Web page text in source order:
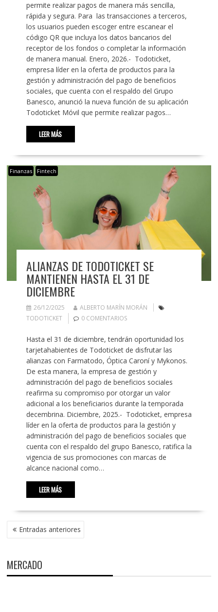
permite realizar pagos de manera más sencilla,
rápida y segura. Para las transacciones a terceros,
los usuarios pueden escoger entre escanear el
código QR que incluya los datos bancarios del
receptor de los fondos o completar la información
de manera manual. Enero, 2026.- Todoticket,
empresa líder en la oferta de productos para la
gestión y administración del pago de beneficios
sociales, que cuenta con el respaldo del Grupo
Banesco, anunció la nueva función de su aplicación
Todoticket Móvil que permite realizar pagos…
LEER MÁS
Finanzas Fintech
ALIANZAS DE TODOTICKET SE
MANTIENEN HASTA EL 31 DE
DICIEMBRE
26/12/2025
ALBERTO MARÍN MORÁN
TODOTICKET
0 COMENTARIOS
Hasta el 31 de diciembre, tendrán oportunidad los
tarjetahabientes de Todoticket de disfrutar las
alianzas con Farmatodo, Óptica Caroní y Mykonos.
De esta manera, la empresa de gestión y
administración del pago de beneficios sociales
reafirma su compromiso por otorgar un valor
adicional a los beneficiarios durante la temporada
decembrina. Diciembre, 2025.- Todoticket, empresa
líder en la oferta de productos para la gestión y
administración del pago de beneficios sociales que
cuenta con el respaldo del grupo Banesco, ratifica la
vigencia de sus promociones con marcas de
alcance nacional como…
LEER MÁS
NAVEGACIÓN
DE Entradas anteriores
MERCADO